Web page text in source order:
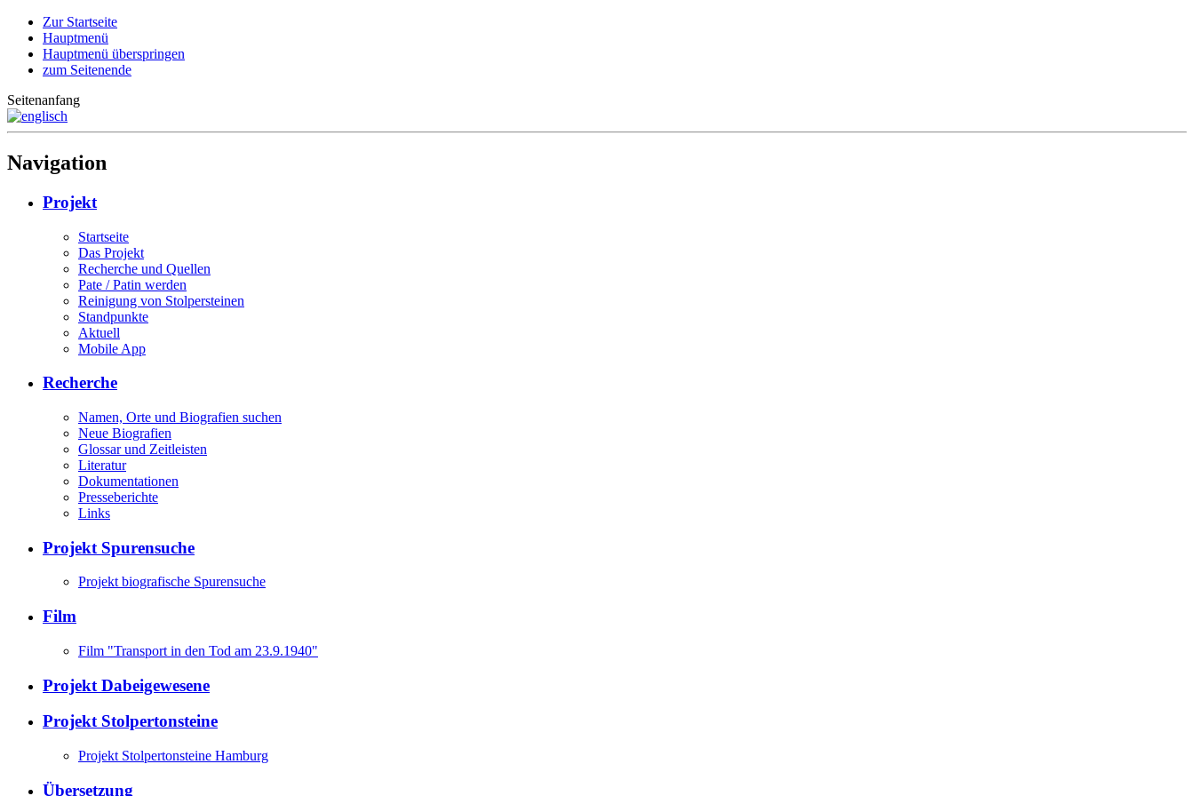
Zur Startseite
Hauptmenü
Hauptmenü überspringen
zum Seitenende
Seitenanfang
Navigation
Projekt
Startseite
Das Projekt
Recherche und Quellen
Pate / Patin werden
Reinigung von Stolpersteinen
Standpunkte
Aktuell
Mobile App
Recherche
Namen, Orte und Biografien suchen
Neue Biografien
Glossar und Zeitleisten
Literatur
Dokumentationen
Presseberichte
Links
Projekt Spurensuche
Projekt biografische Spurensuche
Film
Film "Transport in den Tod am 23.9.1940"
Projekt Dabeigewesene
Projekt Stolpertonsteine
Projekt Stolpertonsteine Hamburg
Übersetzung